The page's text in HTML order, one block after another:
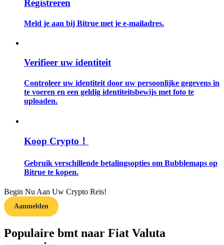
Gids
Futures-startgids
Leer hoe u winstgevend kunt blijven
Verdienen
Registreren
Meld je aan bij Bitrue met je e-mailadres.
Verifieer uw identiteit
Controleer uw identiteit door uw persoonlijke gegevens in
te voeren en een geldig identiteitsbewijs met foto te
uploaden.
Koop Crypto！
Gebruik verschillende betalingsopties om Bubblemaps op
Bitrue te kopen.
Begin Nu Aan Uw Crypto Reis!
Aanmelden
Populaire bmt naar Fiat Valuta